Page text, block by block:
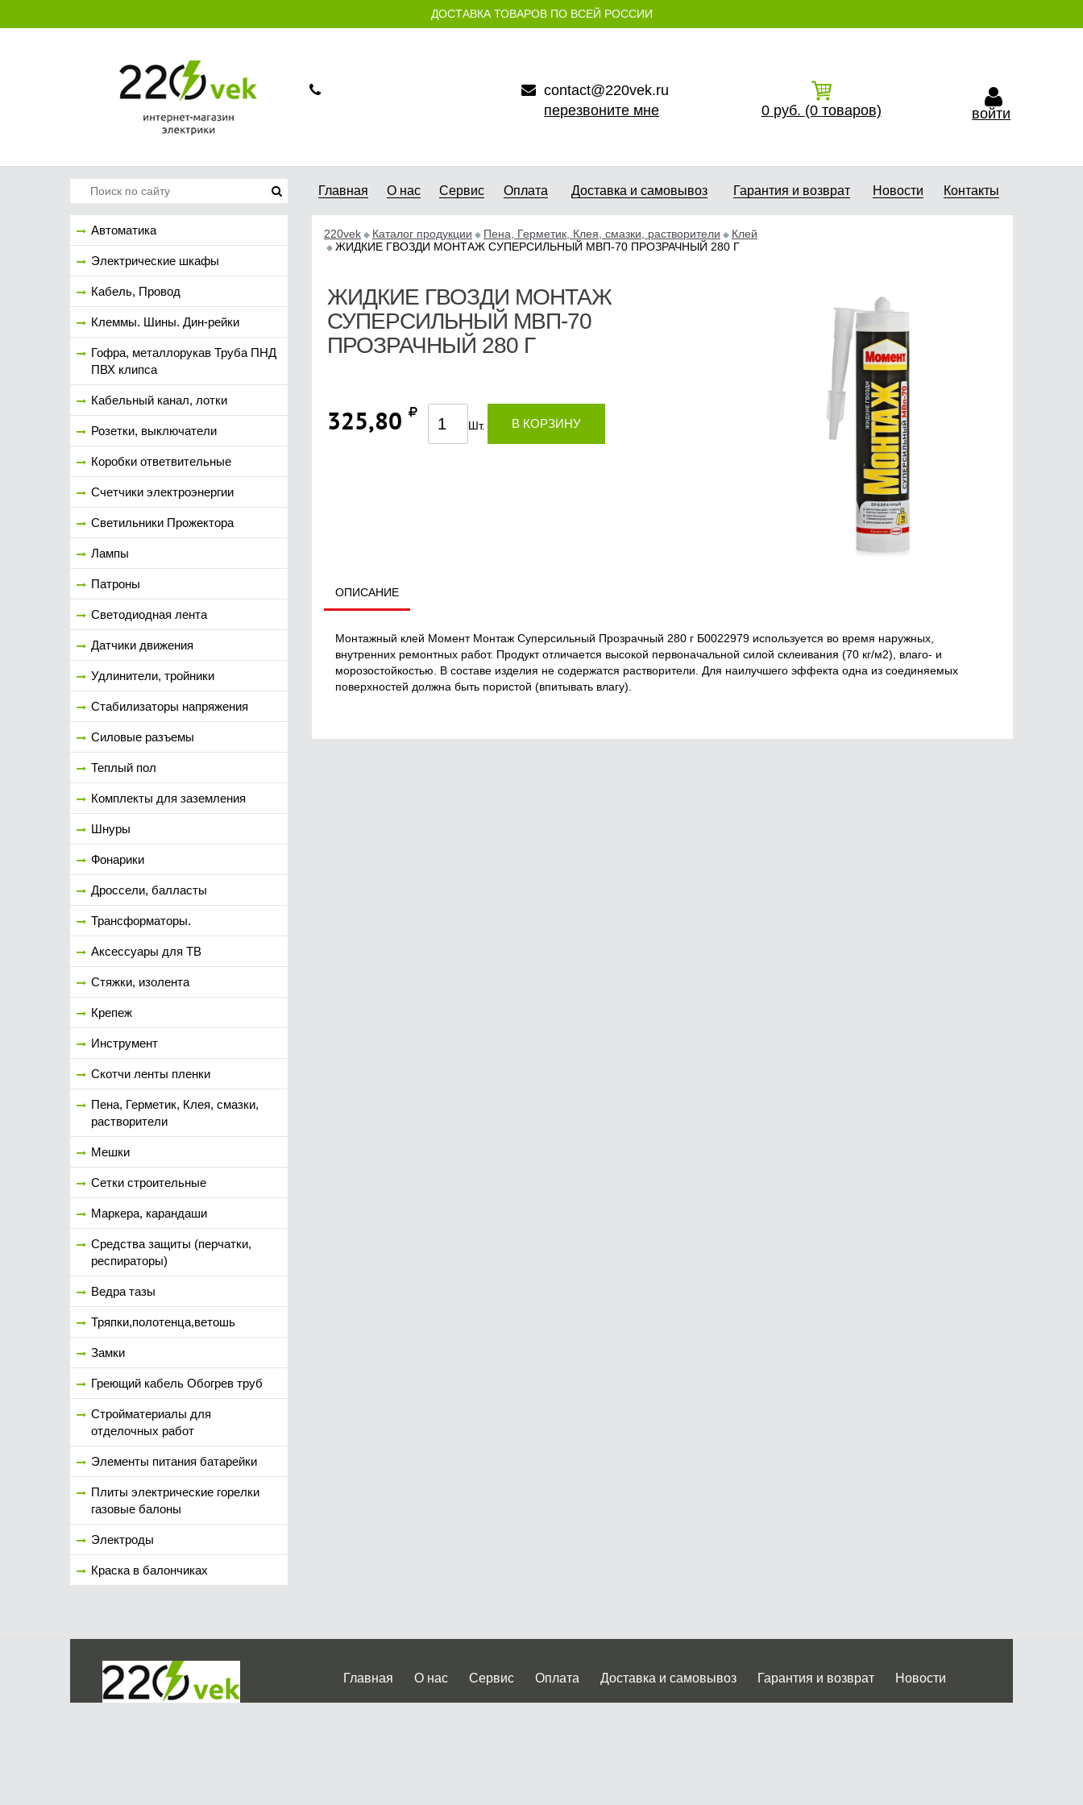
ДОСТАВКА ТОВАРОВ ПО ВСЕЙ РОССИИ
contact@220vek.ru
перезвоните мне
0 руб. (0 товаров) войти
Автоматика
Электрические шкафы
Кабель, Провод
Клеммы. Шины. Дин-рейки
Гофра, металлорукав Труба ПНД
ПВХ клипса
Кабельный канал, лотки
Розетки, выключатели
Коробки ответвительные
Счетчики электроэнергии
Светильники Прожектора
Лампы
Патроны
Светодиодная лента
Датчики движения
Удлинители, тройники
Стабилизаторы напряжения
Силовые разъемы
Теплый пол
Комплекты для заземления
Шнуры
Фонарики
Дроссели, балласты
Трансформаторы.
Аксессуары для ТВ
Стяжки, изолента
Крепеж
Инструмент
Скотчи ленты пленки
Пена, Герметик, Клея, смазки,
растворители
Мешки
Сетки строительные
Маркера, карандаши
Средства защиты (перчатки,
респираторы)
Ведра тазы
Тряпки,полотенца,ветошь
Замки
Греющий кабель Обогрев труб
Стройматериалы для
отделочных работ
Элементы питания батарейки
Плиты электрические горелки
газовые балоны
Электроды
Краска в балончиках
Главная О нас Сервис Оплата Доставка и самовывоз Гарантия и возврат Новости Контакты
220vek Каталог продукции Пена, Герметик, Клея, смазки, растворители
Клей
ЖИДКИЕ ГВОЗДИ МОНТАЖ СУПЕРСИЛЬНЫЙ МВП-70 ПРОЗРАЧНЫЙ 280 Г
ЖИДКИЕ ГВОЗДИ МОНТАЖ
СУПЕРСИЛЬНЫЙ МВП-70
ПРОЗРАЧНЫЙ 280 Г
325,80 Шт. В КОРЗИНУ
ОПИСАНИЕ
Монтажный клей Момент Монтаж Суперсильный Прозрачный 280 г Б0022979 используется во время наружных,
внутренних ремонтных работ. Продукт отличается высокой первоначальной силой склеивания (70 кг/м2), влаго- и
морозостойкостью. В составе изделия не содержатся растворители. Для наилучшего эффекта одна из соединяемых
поверхностей должна быть пористой (впитывать влагу).
Главная О нас Сервис Оплата Доставка и самовывоз Гарантия и возврат Новости